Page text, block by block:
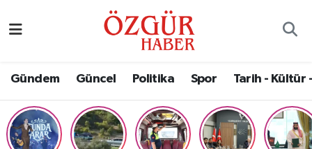
Gündem Güncel Politika Spor Tarih - Kültür
Eğitim
Nöbetçi Eczaneler
Namaz Vakitleri